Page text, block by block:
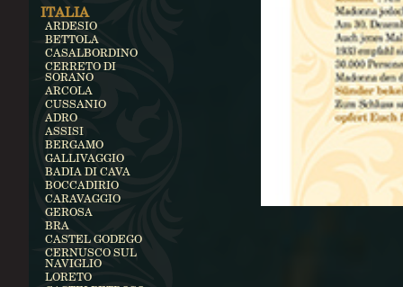
ITALIA
ARDESIO
BETTOLA
CASALBORDINO
CERRETO DI
SORANO
ARCOLA
CUSSANIO
ADRO
ASSISI
BERGAMO
GALLIVAGGIO
BADIA DI CAVA
BOCCADIRIO
CARAVAGGIO
GEROSA
BRA
CASTEL GODEGO
CERNUSCO SUL
NAVIGLIO
LORETO